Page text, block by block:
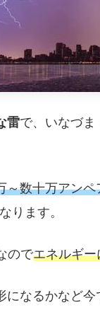
雷で、いなづま
～数十万アン
ります。
のでエネルギ
になるかなど